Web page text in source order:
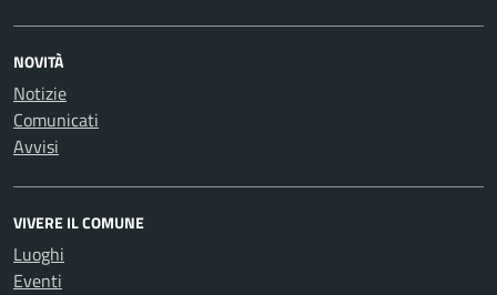
NOVITÀ
Notizie
Comunicati
Avvisi
VIVERE IL COMUNE
Luoghi
Eventi